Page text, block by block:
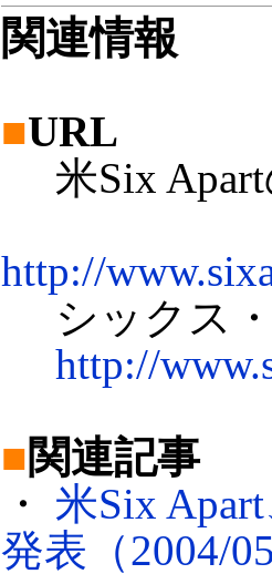
関連情報
■URL
米Six Apart
http://
シックス・
http://
■関連記事
・ 米Six
発表（2004/